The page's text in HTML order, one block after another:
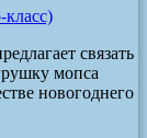
класс)
связать
мопса
новогоднего